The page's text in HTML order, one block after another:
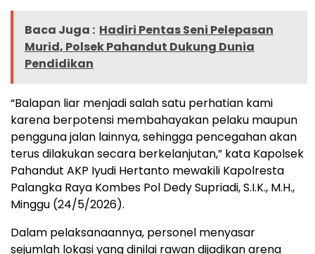
Baca Juga : Hadiri Pentas Seni Pelepasan
Murid, Polsek Pahandut Dukung Dunia
Pendidikan
“Balapan liar menjadi salah satu perhatian kami
karena berpotensi membahayakan pelaku maupun
pengguna jalan lainnya, sehingga pencegahan akan
terus dilakukan secara berkelanjutan,” kata Kapolsek
Pahandut AKP Iyudi Hertanto mewakili Kapolresta
Palangka Raya Kombes Pol Dedy Supriadi, S.I.K., M.H.,
Minggu (24/5/2026).
Dalam pelaksanaannya, personel menyasar
sejumlah lokasi yang dinilai rawan dijadikan arena